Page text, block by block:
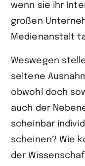
wenn sie ihr
großen
Medienanstalt
Weswegen
seltene
obwohl doch
auch der
scheinbar
scheinen? Wie
der